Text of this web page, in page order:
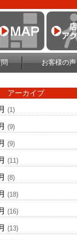
お客様の声
アーカイブ
(1)
(9)
(9)
(11)
(8)
(18)
(16)
(13)